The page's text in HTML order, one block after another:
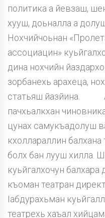
политика а йевзаш,
хууш, доьналла а
Нохчийчоьнан
ассоциацин»
дина нохчийн
зорбанехь арахеца,
статьяш йазйина.
пачхьалкхан
цунах самукъадолуш
кхоллараллин
болх бан лууш хилла.
куьйгалхочун балхара
къоман театран
Iабдурахьман
театрехь хаъал